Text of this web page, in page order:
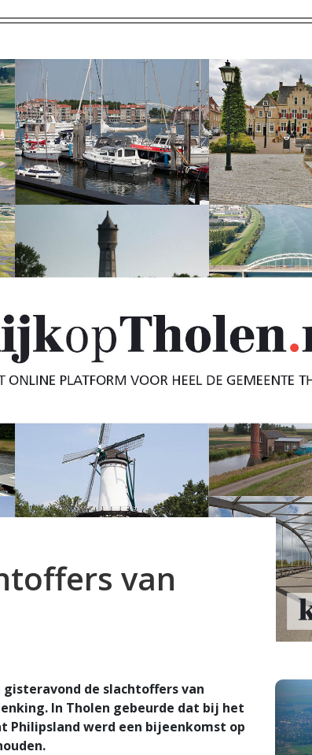
van
de slachtoffers van
In Tholen gebeurde dat bij het
Philipsland werd een bijeenkomst op